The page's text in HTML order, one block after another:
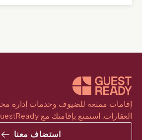
العقارات. استمتع بإقامتك مع GuestReady.
استضاف معنا